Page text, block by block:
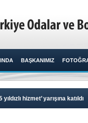
BAŞKANIMIZ
hizmet’ yarışına katıldı